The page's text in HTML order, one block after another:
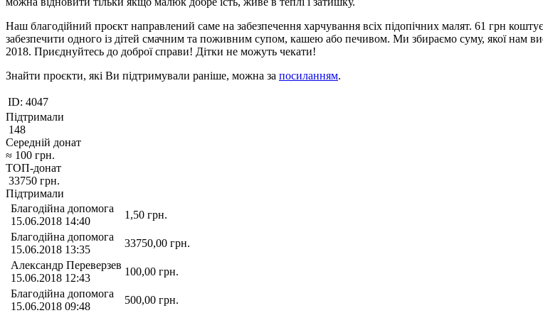
Наш благодійний проєкт направлений саме на забезпечення харчування всіх підопічних малят. 61 грн
забезпечити одного із дітей смачним та поживним супом, кашею або печивом. Ми збираємо суму, якої нам
2018. Приєднуйтесь до доброї справи! Дітки не можуть чекати!
Знайти проєкти, які Ви підтримували раніше, можна за посиланням.
ID: 4047
Підтримали
148
Середній донат
≈ 100 грн.
ТОП-донат
33750 грн.
Підтримали
Благодійна допомога
15.06.2018 14:40
1,50 грн.
Благодійна допомога
15.06.2018 13:35
33750,00 грн.
Александр Переверзев
15.06.2018 12:43
100,00 грн.
Благодійна допомога
15.06.2018 09:48
500,00 грн.